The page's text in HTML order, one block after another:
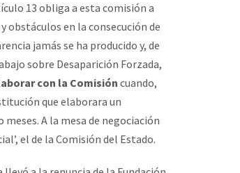
13 obliga a esta comisión a
obstáculos en la consecución de
jamás se ha producido y, de
sobre Desaparición Forzada,
con la Comisióncuando,
que elaborara un
A la mesa de negociación
el de la Comisión del Estado.